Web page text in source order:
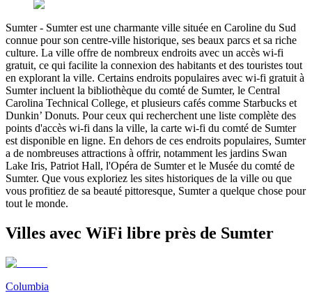
Sumter- Sumter est une charmante ville située en Caroline du Sud
connue pour son centre-ville historique, ses beaux parcs et sa riche
culture. La ville offre de nombreux endroits avec un accès wi-fi
gratuit, ce qui facilite la connexion des habitants et des touristes tout
en explorant la ville. Certains endroits populaires avec wi-fi gratuit à
Sumter incluent la bibliothèque du comté de Sumter, le Central
Carolina Technical College, et plusieurs cafés comme Starbucks et
Dunkin’ Donuts. Pour ceux qui recherchent une liste complète des
points d'accès wi-fi dans la ville, la carte wi-fi du comté de Sumter
est disponible en ligne. En dehors de ces endroits populaires, Sumter
a de nombreuses attractions à offrir, notamment les jardins Swan
Lake Iris, Patriot Hall, l'Opéra de Sumter et le Musée du comté de
Sumter. Que vous exploriez les sites historiques de la ville ou que
vous profitiez de sa beauté pittoresque, Sumter a quelque chose pour
tout le monde.
Villes avec WiFi libre près de Sumter
Columbia